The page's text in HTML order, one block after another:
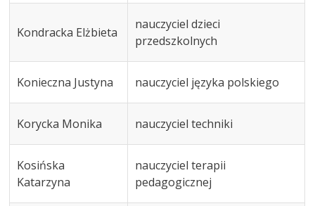
Kondracka Elżbieta
nauczyciel dzieci
przedszkolnych
Konieczna Justyna nauczyciel języka polskiego
Korycka Monika nauczyciel techniki
Kosińska
Katarzyna
nauczyciel terapii
pedagogicznej